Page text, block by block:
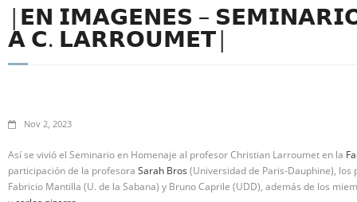
|𝗘𝗡 𝗜𝗠𝗔𝗚𝗘𝗡𝗘𝗦 –
𝗔 𝗖. 𝗟𝗔𝗥𝗥𝗢𝗨𝗠𝗘𝗧|
Nov 2, 2023
Así se vivió el Seminario en Homenaje al profesor Christian Larroumet en la
participación de la profesora Sarah Bros (Universidad de Paris-Dauphine),
Fabricio Mantilla (U. de la Sabana) y Bruno Caprile (UDD), además de los